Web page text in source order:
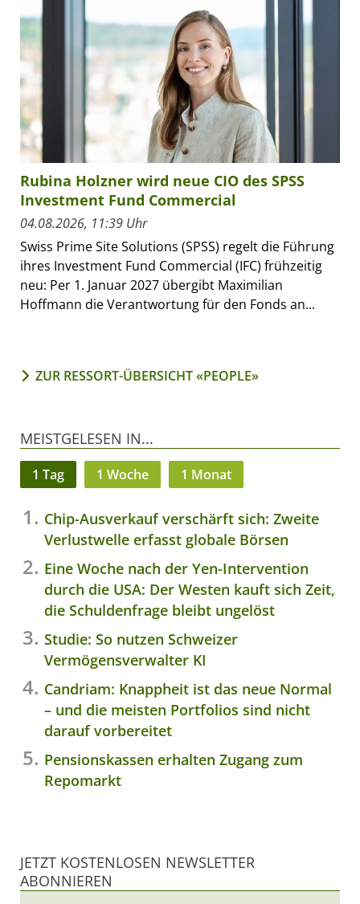
Rubina Holzner wird neue CIO des SPSS
Investment Fund Commercial
04.08.2026, 11:39 Uhr
Swiss Prime Site Solutions (SPSS) regelt die Führung
ihres Investment Fund Commercial (IFC) frühzeitig
neu: Per 1. Januar 2027 übergibt Maximilian
Hoffmann die Verantwortung für den Fonds an...
ZUR RESSORT-ÜBERSICHT «PEOPLE»
MEISTGELESEN IN...
1 Tag 1 Woche 1 Monat
Chip-Ausverkauf verschärft sich: Zweite
Verlustwelle erfasst globale Börsen
Eine Woche nach der Yen-Intervention
durch die USA: Der Westen kauft sich Zeit,
die Schuldenfrage bleibt ungelöst
Studie: So nutzen Schweizer
Vermögensverwalter KI
Candriam: Knappheit ist das neue Normal
– und die meisten Portfolios sind nicht
darauf vorbereitet
Pensionskassen erhalten Zugang zum
Repomarkt
JETZT KOSTENLOSEN NEWSLETTER
ABONNIEREN